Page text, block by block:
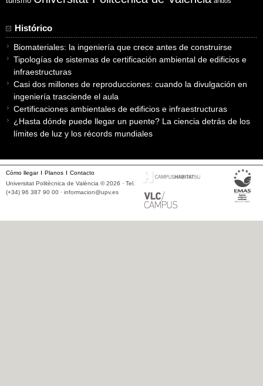
Histórico
Biomateriales: la ingeniería que crece antes de construirse
Tipologías de sistemas de certificación ambiental de edificios e
infraestructuras
Casi dos millones de reproducciones: cuando la divulgación en
ingeniería trasciende el aula
Certificaciones ambientales de edificios e infraestructuras
¿Hasta dónde puede llegar un puente? La ciencia detrás de los
límites de luz y los récords mundiales
Cómo llegar Planos
Contacto
Universitat Politècnica de València © 2026 · Tel.
(+34) 96 387 90 00 · informacion@upv.es